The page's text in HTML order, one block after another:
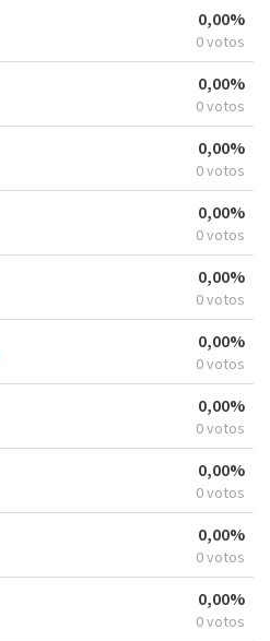
0,00%
0 votos
0,00%
0 votos
0,00%
0 votos
0,00%
0 votos
0,00%
0 votos
0,00%
0 votos
0,00%
0 votos
0,00%
0 votos
0,00%
0 votos
0,00%
0 votos